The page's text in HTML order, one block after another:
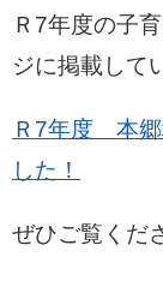
Ｒ7年度の子
ジに掲載して
Ｒ7年度 本
した！
ぜひご覧くだ